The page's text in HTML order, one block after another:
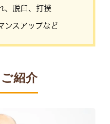
、脱臼、打撲
ンスアップなど
紹介